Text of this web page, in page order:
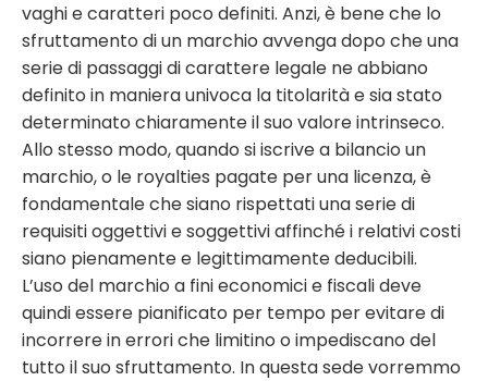
vaghi e caratteri poco definiti. Anzi, è bene che lo
sfruttamento di un marchio avvenga dopo che una
serie di passaggi di carattere legale ne abbiano
definito in maniera univoca la titolarità e sia stato
determinato chiaramente il suo valore intrinseco.
Allo stesso modo, quando si iscrive a bilancio un
marchio, o le royalties pagate per una licenza, è
fondamentale che siano rispettati una serie di
requisiti oggettivi e soggettivi affinché i relativi costi
siano pienamente e legittimamente deducibili.
L’uso del marchio a fini economici e fiscali deve
quindi essere pianificato per tempo per evitare di
incorrere in errori che limitino o impediscano del
tutto il suo sfruttamento. In questa sede vorremmo